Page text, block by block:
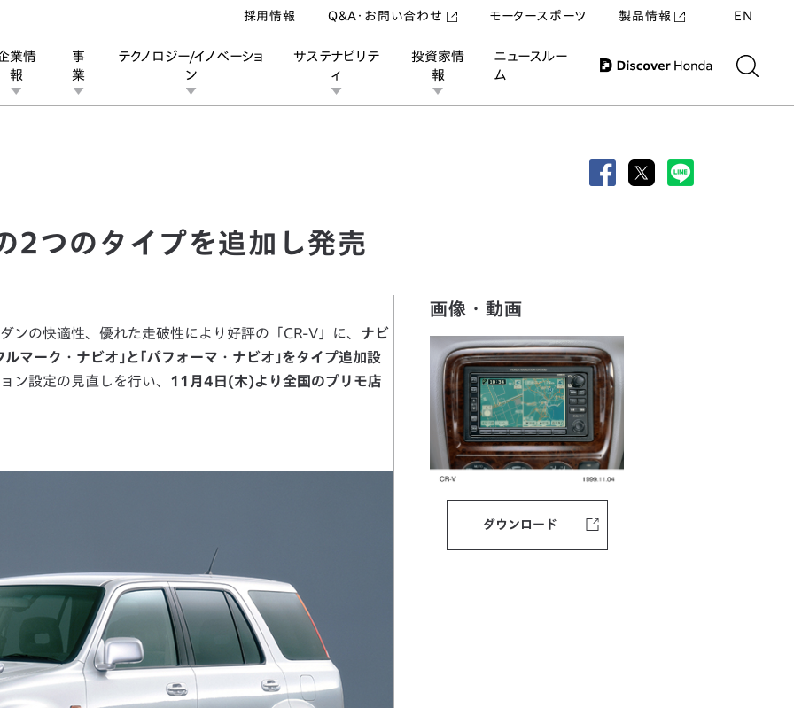
業情
報
事
業
テクノロジー/イノベーショ
ン
サステナビリテ
ィ
投資家情
報
ニュースルー
ム
採用情報 Q&A・お問い合わせ モータースポーツ 製品情報 EN
のタイプを追加し発売
2つのタイプを追加し発売
の快適性、優れた走破性により好評の「CR-V」に、 ナビ
マーク・ナビオ｣と｢パフォーマ・ナビオ｣をタイプ追加設
ン設定の見直しを行い、 11月4日(木)より全国のプリモ店
画像・動画
ダウンロード